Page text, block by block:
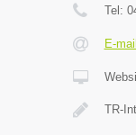
Tel:
E-
TR-